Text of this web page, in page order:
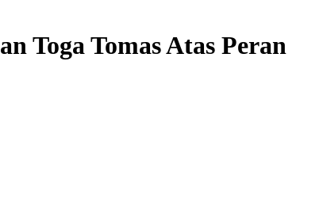
Toga Tomas Atas Peran